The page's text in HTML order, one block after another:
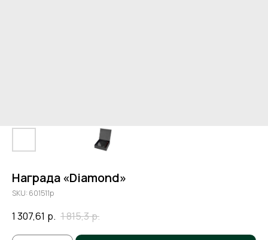
Награда «Diamond»
SKU: 601511p
1 307,61 р. 1 815,3р.